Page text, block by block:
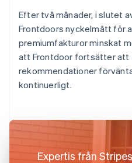
Efter två månader, i slutet
Frontdoors nyckelmått för
premiumfakturor minskat
att Frontdoor fortsätter att
rekommendationer
kontinuerligt.
Expertis från